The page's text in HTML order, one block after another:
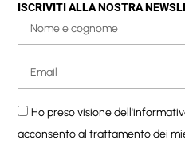
ISCRIVITI ALLA NOSTRA
Ho preso visione
acconsento al trattamento dei